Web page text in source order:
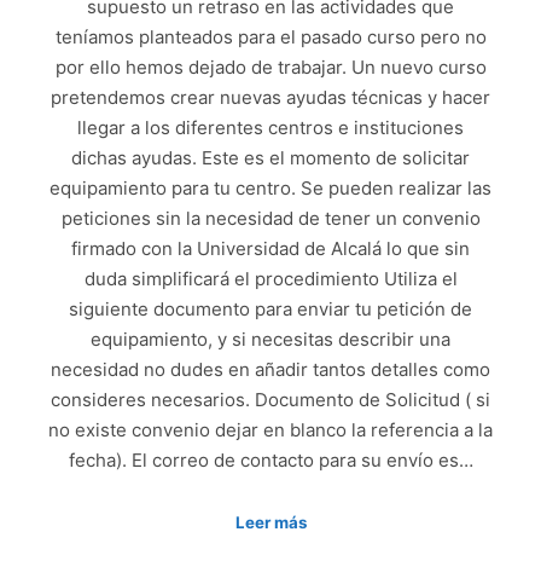
supuesto un retraso en las actividades que
teníamos planteados para el pasado curso pero no
por ello hemos dejado de trabajar. Un nuevo curso
pretendemos crear nuevas ayudas técnicas y hacer
llegar a los diferentes centros e instituciones
dichas ayudas. Este es el momento de solicitar
equipamiento para tu centro. Se pueden realizar las
peticiones sin la necesidad de tener un convenio
firmado con la Universidad de Alcalá lo que sin
duda simplificará el procedimiento Utiliza el
siguiente documento para enviar tu petición de
equipamiento, y si necesitas describir una
necesidad no dudes en añadir tantos detalles como
consideres necesarios. Documento de Solicitud ( si
no existe convenio dejar en blanco la referencia a la
fecha). El correo de contacto para su envío es…
Leer más